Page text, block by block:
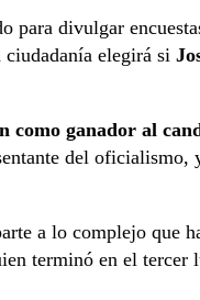
para divulgar
elegirá si
como ganador al
del
a lo complejo que
terminó en el